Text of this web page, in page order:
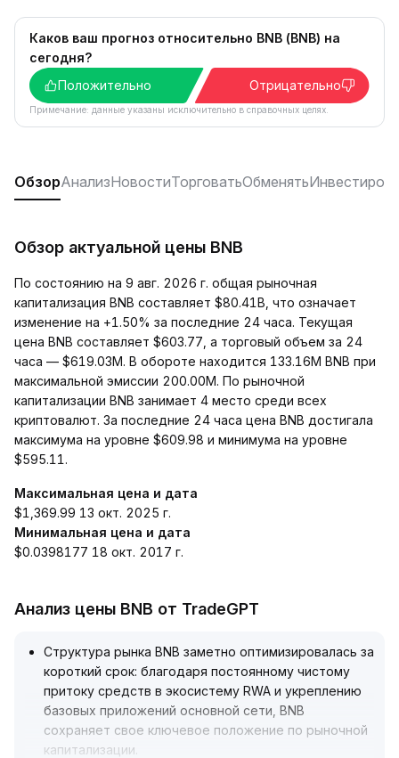
Каков ваш прогноз относительно BNB (BNB) на
сегодня?
Положительно
Отрицательно
Примечание: данные указаны исключительно в справочных целях.
ОбзорАнализНовостиТорговатьОбменять
Обзор актуальной цены BNB
По состоянию на 9 авг. 2026 г. общая рыночная
капитализация BNB составляет $80.41B, что означает
изменение на +1.50% за последние 24 часа. Текущая
цена BNB составляет $603.77, а торговый объем за 24
часа — $619.03M. В обороте находится 133.16M BNB при
максимальной эмиссии 200.00M. По рыночной
капитализации BNB занимает 4 место среди всех
криптовалют. За последние 24 часа цена BNB достигала
максимума на уровне $609.98 и минимума на уровне
$595.11.
Максимальная цена и дата
$1,369.99 13 окт. 2025 г.
Минимальная цена и дата
$0.0398177 18 окт. 2017 г.
Анализ цены BNB от TradeGPT
Структура рынка BNB заметно оптимизировалась за
короткий срок: благодаря постоянному чистому
притоку средств в экосистему RWA и укреплению
базовых приложений основной сети, BNB
сохраняет свое ключевое положение по рыночной
капитализации